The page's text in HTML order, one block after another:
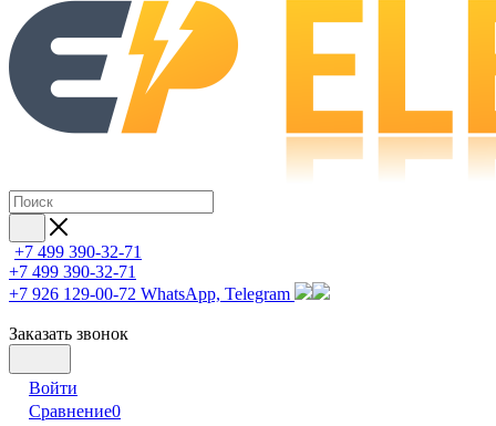
+7 499 390-32-71
+7 499 390-32-71
+7 926 129-00-72 WhatsApp, Telegram
Заказать звонок
Войти
Сравнение0